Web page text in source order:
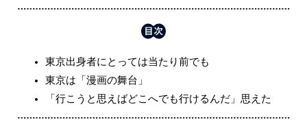
東京出身者にとっては当たり前でも
東京は「漫画の舞台」
「行こうと思えばどこへでも行けるんだ」思えた